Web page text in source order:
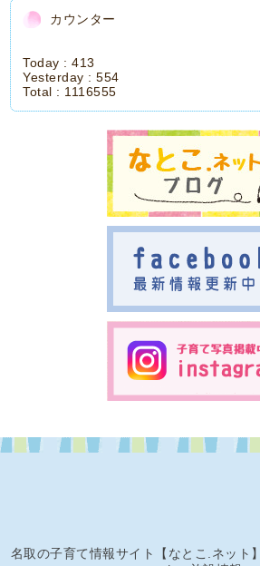
カウンター
Today :413
Yesterday :554
Total : 1116555
名取の子育て情報サイト【なとこ.ネット